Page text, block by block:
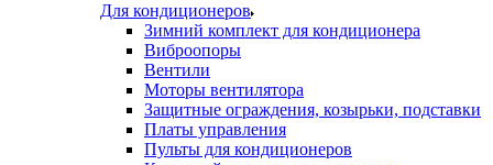
Для кондиционеров
Зимний комплект для кондиционера
Виброопоры
Вентили
Моторы вентилятора
Защитные ограждения, козырьки, подставки
Платы управления
Пульты для кондиционеров